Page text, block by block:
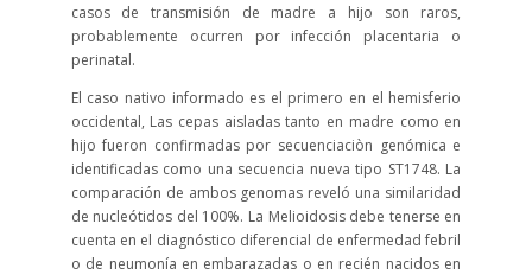
casos de transmisión de madre a hijo son raros,
probablemente ocurren por infección placentaria o
perinatal.
El caso nativo informado es el primero en el hemisferio
occidental, Las cepas aisladas tanto en madre como en
hijo fueron confirmadas por secuenciaciòn genómica e
identificadas como una secuencia nueva tipo ST1748. La
comparación de ambos genomas reveló una similaridad
de nucleótidos del 100%. La Melioidosis debe tenerse en
cuenta en el diagnóstico diferencial de enfermedad febril
o de neumonía en embarazadas o en recién nacidos en